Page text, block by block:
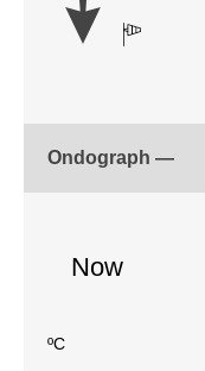
Ondograph —
Now
ºC